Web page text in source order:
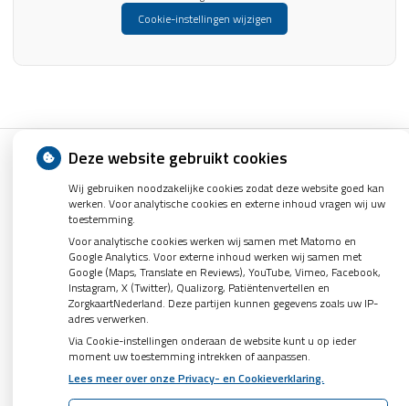
Cookie-instellingen wijzigen
Privacy verklaring Cookie-instellingen Voorwaarden
Deze website gebruikt cookies
Wij gebruiken noodzakelijke cookies zodat deze website goed kan
werken. Voor analytische cookies en externe inhoud vragen wij uw
toestemming.
Voor analytische cookies werken wij samen met Matomo en
Google Analytics. Voor externe inhoud werken wij samen met
Google (Maps, Translate en Reviews), YouTube, Vimeo, Facebook,
Instagram, X (Twitter), Qualizorg, Patiëntenvertellen en
ZorgkaartNederland. Deze partijen kunnen gegevens zoals uw IP-
adres verwerken.
Via Cookie-instellingen onderaan de website kunt u op ieder
moment uw toestemming intrekken of aanpassen.
Lees meer over onze Privacy- en Cookieverklaring.